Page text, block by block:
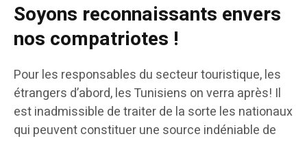
Soyons reconnaissants envers
nos compatriotes !
Pour les responsables du secteur touristique, les
étrangers d’abord, les Tunisiens on verra après! Il
est inadmissible de traiter de la sorte les nationaux
qui peuvent constituer une source indéniable de